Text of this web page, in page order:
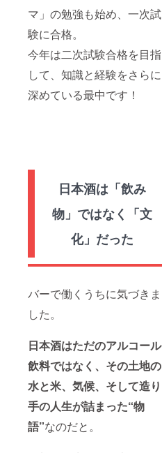
マ」の勉強も始め、一次試
験に合格。
今年は二次試験合格を目指
して、知識と経験をさらに
深めている最中です！
日本酒は「飲み
物」ではなく「文
化」だった
バーで働くうちに気づきま
した。
日本酒はただのアルコール
飲料ではなく、その土地の
水と米、気候、そして造り
手の人生が詰まった“物
語”なのだと。